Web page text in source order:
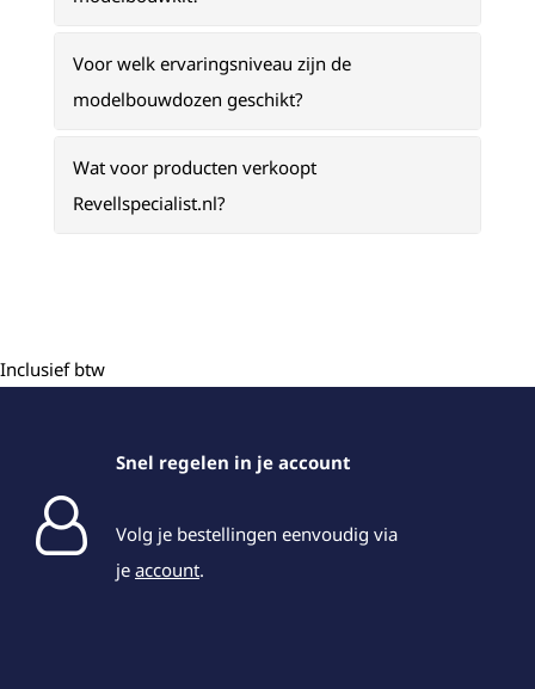
Voor welk ervaringsniveau zijn de
modelbouwdozen geschikt?
Wat voor producten verkoopt
Revellspecialist.nl?
Inclusief btw
Snel regelen in je account
Volg je bestellingen eenvoudig via
je account.